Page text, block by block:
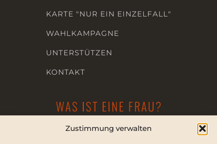
Zustimmung verwalten
KARTE "NUR EIN EINZELFALL"
WAHLKAMPAGNE
UNTERSTÜTZEN
KONTAKT
Die Dialogplattform für Frauenrechte